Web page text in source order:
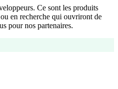
Ce sont les produits
en recherche qui ouvriront de
pour nos partenaires.